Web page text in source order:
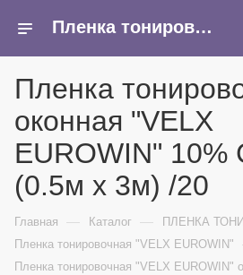
Пленка тонировочная оконная "VELX EUROWIN" 10% Сharcol (0.5м х 3м) /20 - купить в интернет-магазине Армина
Пленка
оконная "VELX
EUROWIN" 10%
(0.5м х 3м) /20
Главная — Каталог — ПЛЕНКА
Пленка тонировочная "VELX EUROWIN"
Пленка тонировочная "VELX EUROWIN"